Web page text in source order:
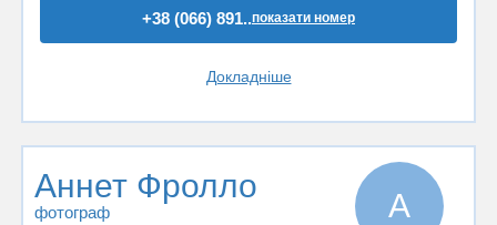
+38 (066) 891..показати номер
Докладніше
Аннет Фролло
фотограф А